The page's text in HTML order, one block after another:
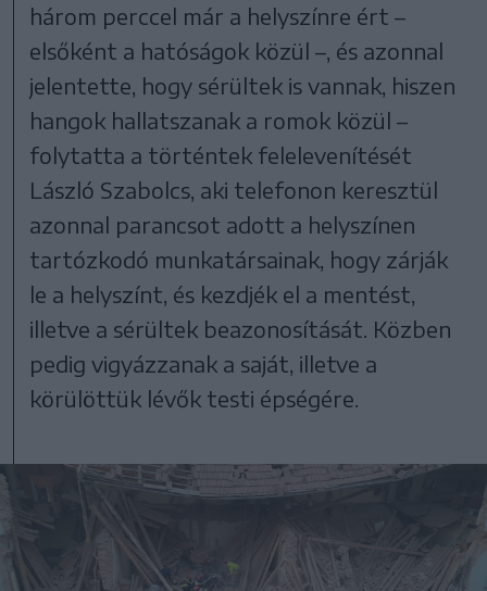
három perccel már a helyszínre ért –
elsőként a hatóságok közül –, és azonnal
jelentette, hogy sérültek is vannak, hiszen
hangok hallatszanak a romok közül –
folytatta a történtek felelevenítését
László Szabolcs, aki telefonon keresztül
azonnal parancsot adott a helyszínen
tartózkodó munkatársainak, hogy zárják
le a helyszínt, és kezdjék el a mentést,
illetve a sérültek beazonosítását. Közben
pedig vigyázzanak a saját, illetve a
körülöttük lévők testi épségére.